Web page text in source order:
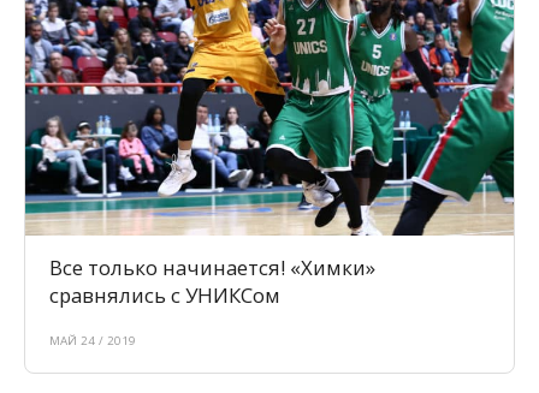
Все только начинается! «Химки»
сравнялись с УНИКСом
МАЙ 24 / 2019